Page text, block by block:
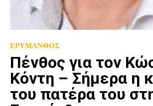
ΕΡΥΜΑΝΘΟΣ
Πένθος για τον
Κόντη – Σήμερα η
του πατέρα του